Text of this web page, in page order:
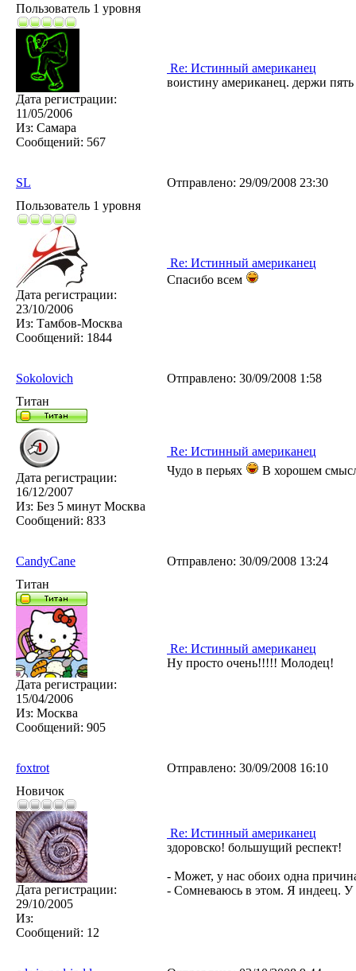
Пользователь 1 уровня
Дата регистрации:
11/05/2006
Из: Самара
Сообщений: 567
Re: Истинный американец
воистину американец. держи пять
SL Отправлено: 29/09/2008 23:30
Пользователь 1 уровня
Дата регистрации:
23/10/2006
Из: Тамбов-Москва
Сообщений: 1844
Re: Истинный американец
Спасибо всем
Sokolovich Отправлено: 30/09/2008 1:58
Титан
Дата регистрации:
16/12/2007
Из: Без 5 минут Москва
Сообщений: 833
Re: Истинный американец
Чудо в перьях
В хорошем
CandyCane Отправлено: 30/09/2008 13:24
Титан
Дата регистрации:
15/04/2006
Из: Москва
Сообщений: 905
Re: Истинный американец
Ну просто очень!!!!! Молодец!
foxtrot Отправлено: 30/09/2008 16:10
Новичок
Дата регистрации:
29/10/2005
Из:
Сообщений: 12
Re: Истинный американец
здоровско! большущий респект!
- Может, у нас обоих одна
- Сомневаюсь в этом. Я индеец. У